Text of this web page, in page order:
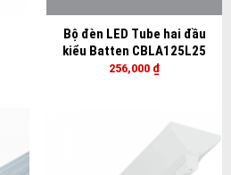
Bộ đèn LED Tube hai đầu
kiểu Batten CBLA125L25
256,000 ₫